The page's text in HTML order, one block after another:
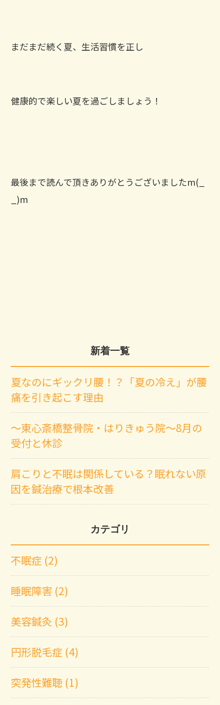
まだまだ続く夏、生活習慣を正し
健康的で楽しい夏を過ごしましょう！
最後まで読んで頂きありがとうございましたm(_
_)m
新着一覧
夏なのにギックリ腰！？「夏の冷え」が腰
痛を引き起こす理由
～東心斎橋整骨院・はりきゅう院～8月の
受付と休診
肩こりと不眠は関係している？眠れない原
因を鍼治療で根本改善
カテゴリ
不眠症 (2)
睡眠障害 (2)
美容鍼灸 (3)
円形脱毛症 (4)
突発性難聴 (1)